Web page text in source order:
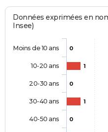
Données exprimées en
Insee)
0
1
0
1
0
Moins de 10 ans
10-20 ans
20-30 ans
30-40 ans
40-50 ans